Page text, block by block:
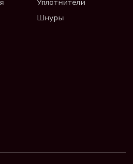
Уплотнители
Шнуры